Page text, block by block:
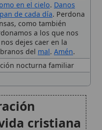
nocturna familiar
cristiana
de